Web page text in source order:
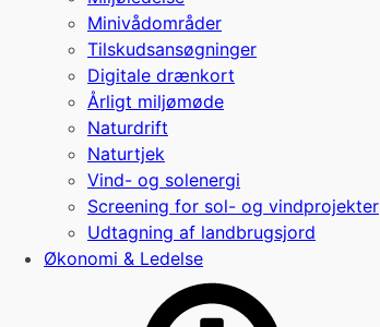
Minivådområder
Tilskudsansøgninger
Digitale drænkort
Årligt miljømøde
Naturdrift
Naturtjek
Vind- og solenergi
Screening for sol- og vindprojekter
Udtagning af landbrugsjord
Økonomi & Ledelse